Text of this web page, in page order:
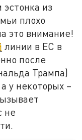
из
плохо
это внимание!
линии в ЕС в
после
Трампа)
у некоторых –
не